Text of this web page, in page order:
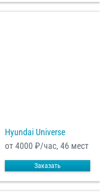
Hyundai Universe
от 4000 ₽/час, 46 мест
Заказать